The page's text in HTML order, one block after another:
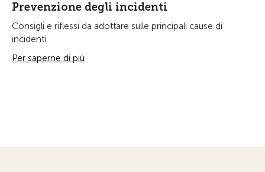
Prevenzione degli incidenti
Consigli e riflessi da adottare sulle principali cause di
incidenti.
Per saperne di più